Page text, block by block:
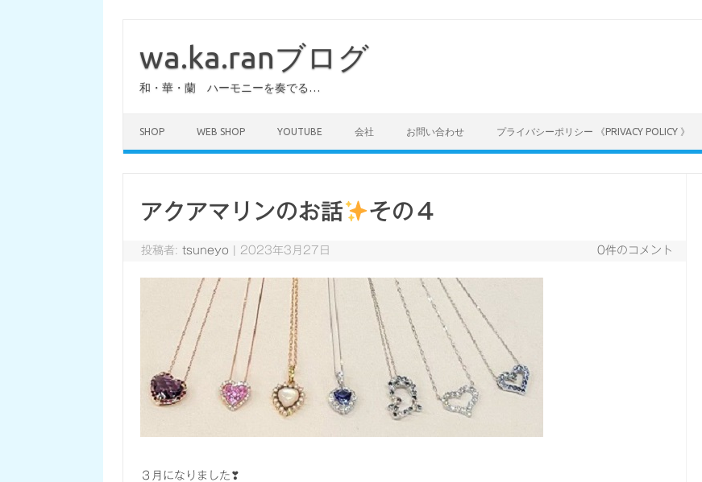
wa.ka.ranブログ
和・華・蘭 ハーモニーを奏でる…
SHOP WEB SHOP YOUTUBE 会社 お問い合わせ プライバシーポリシー 《PRIVACY POLICY 》
アクアマリンのお話 その４
投稿者:tsuneyo 2023年3月27日 0件のコメント
３月になりました❣